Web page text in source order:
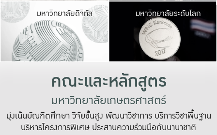
มหาวิทยาลัยดิจิทัล มหาวิ
เปลี่ยนแปลง แล
เพื่อทำง
ระบบสารสนเทศ
มหาวิทยาลัยระดับโลก
คณะและหลักสูตร
มหาวิทยาลัยเกษตรศาสตร์
มุ่งเน้นบัณฑิตศึกษา วิจัยขั้นสูง พัฒนาวิชาการ บริการวิชาพื้นฐาน
บริหารโครงการพิเศษ ประสานความร่วมมือกับนานาชาติ